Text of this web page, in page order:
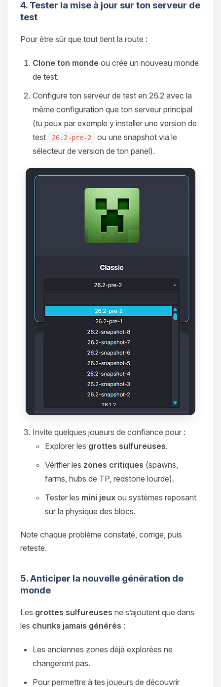
4. Tester la mise à jour sur ton serveur de
test
Pour être sûr que tout tient la route :
Clone ton monde ou crée un nouveau monde
de test.
Configure ton serveur de test en 26.2 avec la
même configuration que ton serveur principal
(tu peux par exemple y installer une version de
test
26.2-pre-2
ou une snapshot via le
sélecteur de version de ton panel).
Invite quelques joueurs de confiance pour :
Explorer les grottes sulfureuses.
Vérifier les zones critiques (spawns,
farms, hubs de TP, redstone lourde).
Tester les mini jeux ou systèmes reposant
sur la physique des blocs.
Note chaque problème constaté, corrige, puis
reteste.
5. Anticiper la nouvelle génération de
monde
Les grottes sulfureuses ne s’ajoutent que dans
les chunks jamais générés :
Les anciennes zones déjà explorées ne
changeront pas.
Pour permettre à tes joueurs de découvrir
parler ! Moi c’est Choupy, ton petit
assistant BoxToPlay. Dis-moi ce dont
tu as besoin et je vais remuer mes
petits circuits pour t’aider.